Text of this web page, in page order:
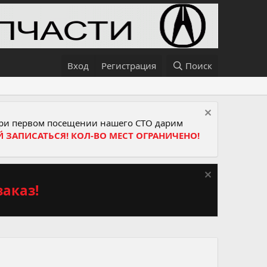
Вход Регистрация Поиск
первом посещении нашего СТО дарим
ЗАПИСАТЬСЯ! КОЛ-ВО МЕСТ ОГРАНИЧЕНО!